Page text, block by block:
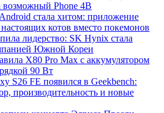
возможный Phone 4B
стала хитом: приложение
настоящих котов вместо покемонов
лидерство: SK Hynix стала
Южной Кореи
X80 Pro Max с аккумулятором
90 Вт
S26 FE появился в Geekbench:
производительность и новые